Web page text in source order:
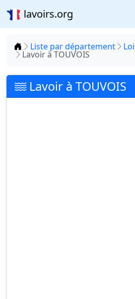
lavoirs.org
Accueil
Liste par département
Lavoir à TOUVOIS
Lavoir à TOUVOIS